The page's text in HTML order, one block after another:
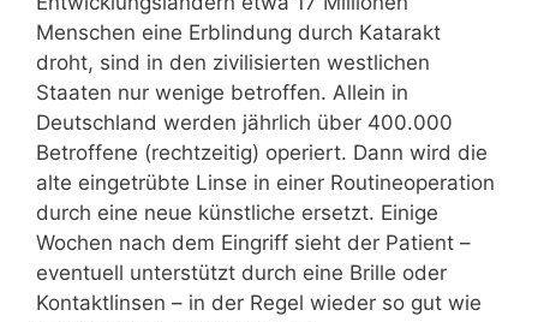
Menschen eine Erblindung durch Katarakt
droht, sind in den zivilisierten westlichen
Staaten nur wenige betroffen. Allein in
Deutschland werden jährlich über 400.000
Betroffene (rechtzeitig) operiert. Dann wird die
alte eingetrübte Linse in einer Routineoperation
durch eine neue künstliche ersetzt. Einige
Wochen nach dem Eingriff sieht der Patient –
eventuell unterstützt durch eine Brille oder
Kontaktlinsen – in der Regel wieder so gut wie